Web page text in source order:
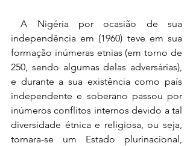
A Nigéria por ocasião de sua
independência em (1960) teve em sua
formação inúmeras etnias (em torno de
250, sendo algumas delas adversárias),
e durante a sua existência como país
independente e soberano passou por
inúmeros conflitos internos devido a tal
diversidade étnica e religiosa, ou seja,
tornara-se um Estado plurinacional,